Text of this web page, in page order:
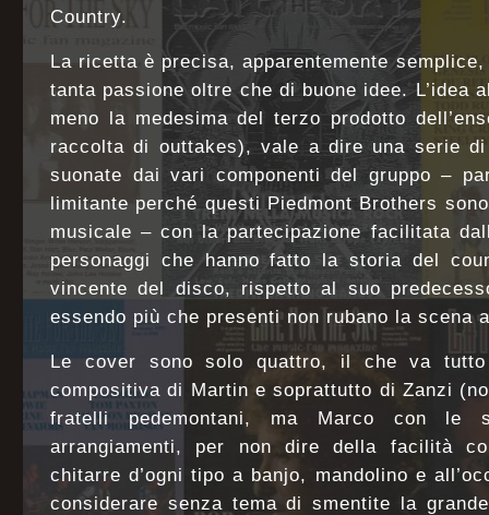
Country.
La ricetta è precisa, apparentemente
tanta passione oltre che di buone idee. L’idea
meno la medesima del terzo prodotto
raccolta di outtakes), vale a dire una serie
suonate dai vari componenti del gruppo –
limitante perché questi Piedmont Brothers
musicale – con la partecipazione facilitata
personaggi che hanno fatto la storia del
vincente del disco, rispetto al suo
essendo più che presenti non rubano la scena
Le cover sono solo quattro, il che va
compositiva di Martin e soprattutto di Zanzi
fratelli pedemontani, ma Marco con
arrangiamenti, per non dire della facilità
chitarre d’ogni tipo a banjo, mandolino e
considerare senza tema di smentite la